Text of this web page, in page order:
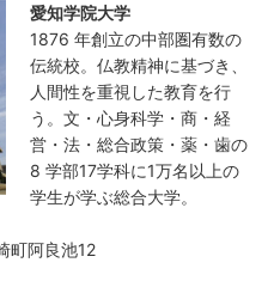
愛知学院大学
1876 年創立の中部圏有数の
伝統校。仏教精神に基づき、
人間性を重視した教育を行
う。文・心身科学・商・経
営・法・総合政策・薬・歯の
8 学部17学科に1万名以上の
学生が学ぶ総合大学。
阿良池12